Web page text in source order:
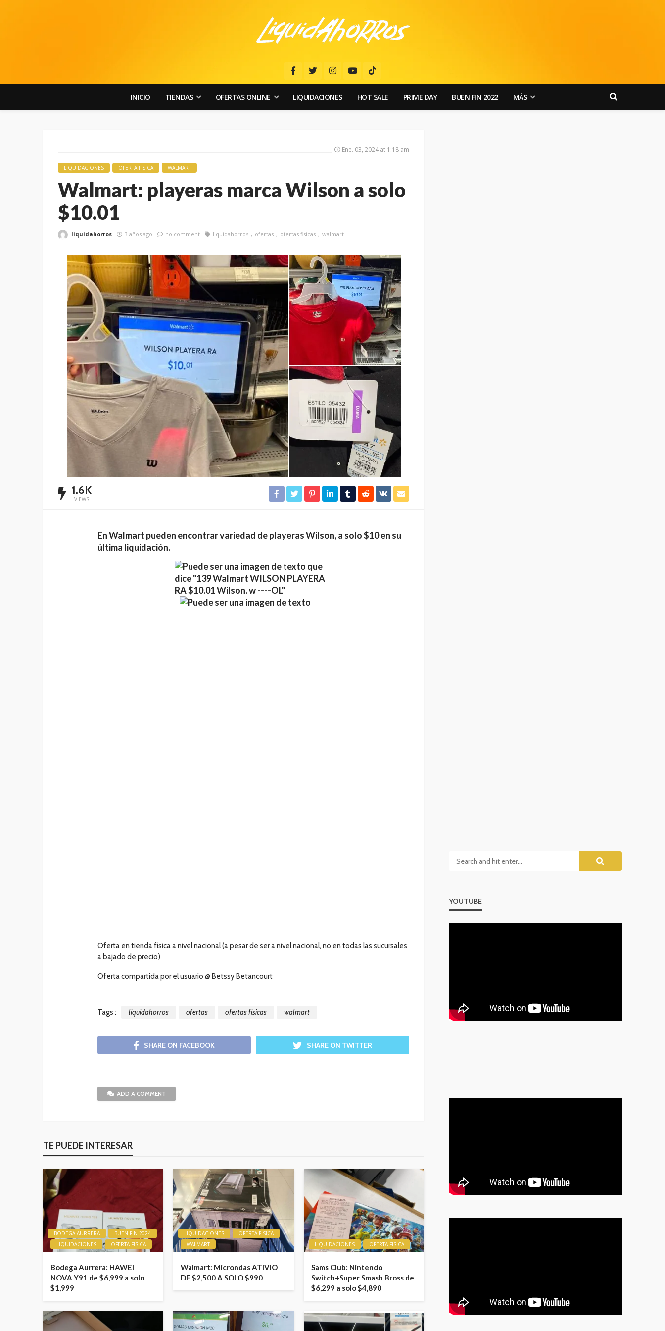
INICIO TIENDAS OFERTAS ONLINE LIQUIDACIONES HOT SALE PRIME DAY BUEN FIN 2022 MÁS
Ene. 03, 2024 at 1:18 am
LIQUIDACIONES OFERTA FISICA WALMART
Walmart: playeras marca Wilson a solo
$10.01
liquidahorros 3 años ago no comment liquidahorros ofertas ofertas fisicas walmart
1.6K
VIEWS
En Walmart pueden encontrar variedad de playeras Wilson, a solo $10 en su
última liquidación.
Oferta en tienda física a nivel nacional (a pesar de ser a nivel nacional, no en todas las sucursales
a bajado de precio)
Oferta compartida por el usuario @ Betssy Betancourt
Tags : liquidahorros ofertas ofertas fisicas walmart
SHARE ON FACEBOOK SHARE ON TWITTER
ADD A COMMENT
TE PUEDE INTERESAR
BODEGA AURRERA
BUEN FIN 2024
LIQUIDACIONES
OFERTA FISICA
Bodega Aurrera: HAWEI
NOVA Y91 de $6,999 a solo
$1,999
LIQUIDACIONES
OFERTA FISICA
WALMART
Walmart: Microndas ATIVIO
DE $2,500 A SOLO $990
LIQUIDACIONES OFERTA FISICA
Sams Club: Nintendo
Switch+Super Smash Bross de
$6,299 a solo $4,890
YOUTUBE